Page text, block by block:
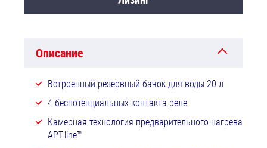
Описание
Встроенный резервный бачок для воды 20 л
4 беспотенциальных контакта реле
Камерная технология предварительного нагрева
APT.line™